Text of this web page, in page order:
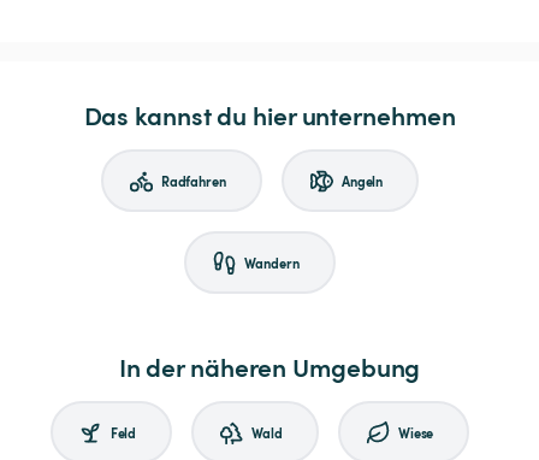
Das kannst du hier unternehmen
Radfahren Angeln
Wandern
In der näheren Umgebung
Feld Wald Wiese